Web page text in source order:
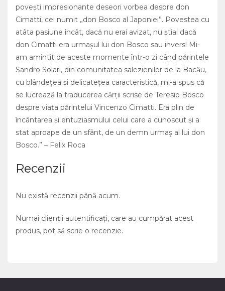
poveşti impresionante deseori vorbea despre don
Cimatti, cel numit „don Bosco al Japoniei”. Povestea cu
atâta pasiune încât, dacă nu erai avizat, nu ştiai dacă
don Cimatti era urmaşul lui don Bosco sau invers! Mi-
am amintit de aceste momente într-o zi când părintele
Sandro Solari, din comunitatea salezienilor de la Bacău,
cu blândeţea şi delicateţea caracteristică, mi-a spus că
se lucrează la traducerea cărţii scrise de Teresio Bosco
despre viaţa părintelui Vincenzo Cimatti. Era plin de
încântarea şi entuziasmului celui care a cunoscut şi a
stat aproape de un sfânt, de un demn urmaş al lui don
Bosco.” – Felix Roca
Recenzii
Nu există recenzii până acum.
Numai clienții autentificați, care au cumpărat acest
produs, pot să scrie o recenzie.